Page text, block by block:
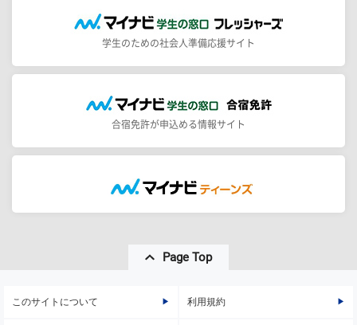
学生のための社会人準備応援サイト
合宿免許が申込める情報サイト
Page Top
このサイトについて 利用規約